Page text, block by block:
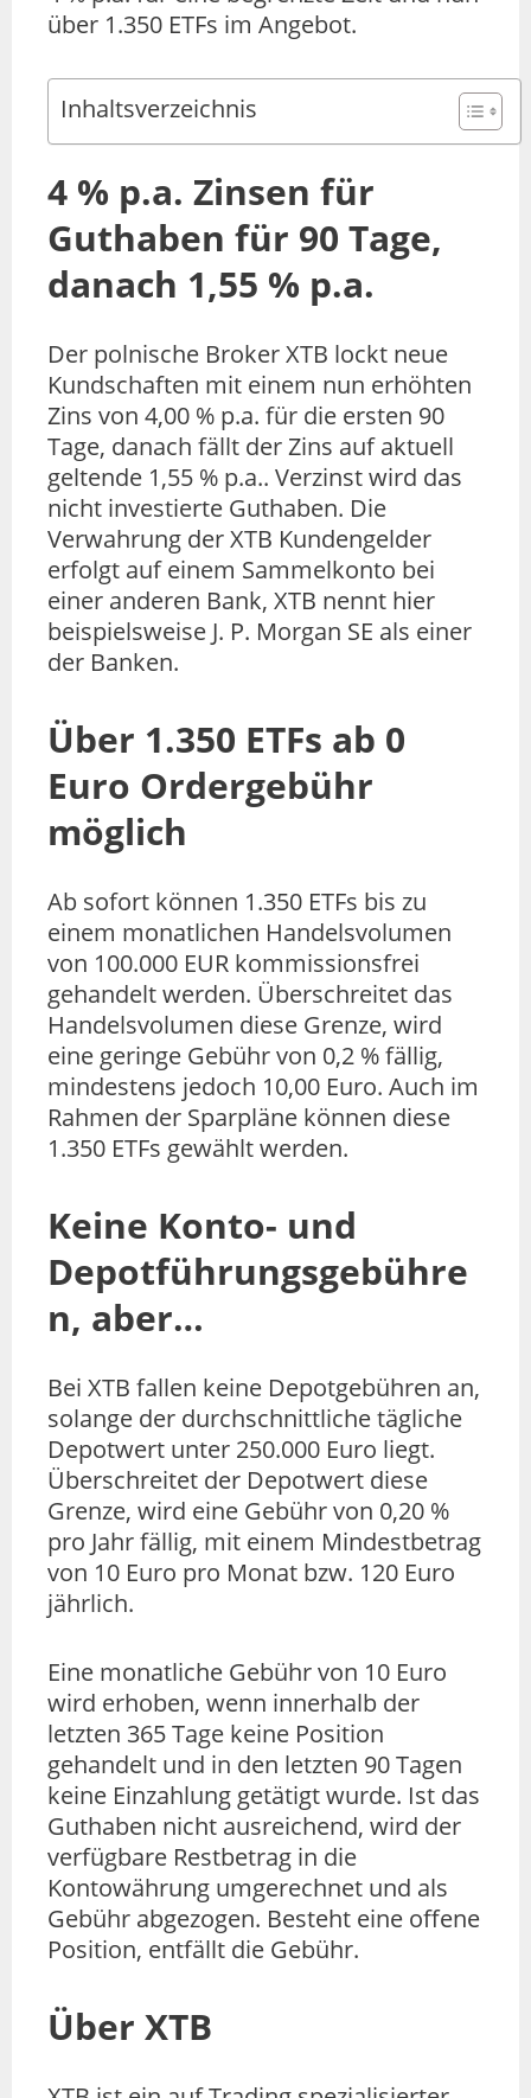
über 1.350 ETFs im Angebot.
Inhaltsverzeichnis
4 % p.a. Zinsen für
Guthaben für 90 Tage,
danach 1,55 % p.a.
Der polnische Broker XTB lockt neue
Kundschaften mit einem nun erhöhten
Zins von 4,00 % p.a. für die ersten 90
Tage, danach fällt der Zins auf aktuell
geltende 1,55 % p.a.. Verzinst wird das
nicht investierte Guthaben. Die
Verwahrung der XTB Kundengelder
erfolgt auf einem Sammelkonto bei
einer anderen Bank, XTB nennt hier
beispielsweise J. P. Morgan SE als einer
der Banken.
Über 1.350 ETFs ab 0
Euro Ordergebühr
möglich
Ab sofort können 1.350 ETFs bis zu
einem monatlichen Handelsvolumen
von 100.000 EUR kommissionsfrei
gehandelt werden. Überschreitet das
Handelsvolumen diese Grenze, wird
eine geringe Gebühr von 0,2 % fällig,
mindestens jedoch 10,00 Euro. Auch im
Rahmen der Sparpläne können diese
1.350 ETFs gewählt werden.
Keine Konto- und
Depotführungsgebühre
n, aber…
Bei XTB fallen keine Depotgebühren an,
solange der durchschnittliche tägliche
Depotwert unter 250.000 Euro liegt.
Überschreitet der Depotwert diese
Grenze, wird eine Gebühr von 0,20 %
pro Jahr fällig, mit einem Mindestbetrag
von 10 Euro pro Monat bzw. 120 Euro
jährlich.
Eine monatliche Gebühr von 10 Euro
wird erhoben, wenn innerhalb der
letzten 365 Tage keine Position
gehandelt und in den letzten 90 Tagen
keine Einzahlung getätigt wurde. Ist das
Guthaben nicht ausreichend, wird der
verfügbare Restbetrag in die
Kontowährung umgerechnet und als
Gebühr abgezogen. Besteht eine offene
Position, entfällt die Gebühr.
Über XTB